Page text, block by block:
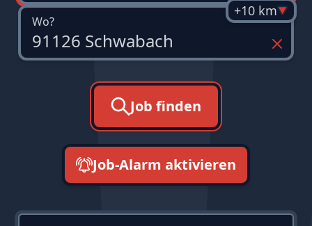
Wo?
+10 km
Job finden
Job-Alarm aktivieren